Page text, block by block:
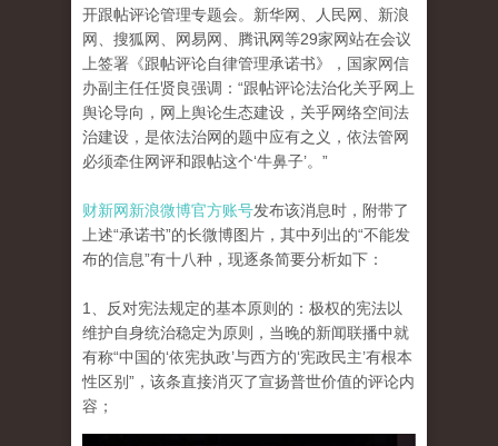
开跟帖评论管理专题会。新华网、人民网、新浪
网、搜狐网、网易网、腾讯网等29家网站在会议
上签署《跟帖评论自律管理承诺书》，国家网信
办副主任任贤良强调：“跟帖评论法治化关乎网上
舆论导向，网上舆论生态建设，关乎网络空间法
治建设，是依法治网的题中应有之义，依法管网
必须牵住网评和跟帖这个‘牛鼻子’。”
财新网新浪微博官方账号发布该消息时，附带了
上述“承诺书”的长微博图片，其中列出的“不能发
布的信息”有十八种，现逐条简要分析如下：
1、反对宪法规定的基本原则的：极权的宪法以
维护自身统治稳定为原则，当晚的新闻联播中就
有称“中国的‘依宪执政’与西方的‘宪政民主’有根本
性区别”，该条直接消灭了宣扬普世价值的评论内
容；